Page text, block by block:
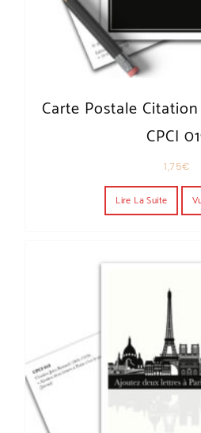
Carte Postale
CPCI
1,75€
Lire La Suite